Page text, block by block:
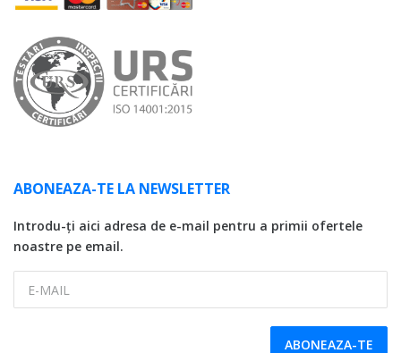
ABONEAZA-TE LA NEWSLETTER
Introdu-ți aici adresa de e-mail pentru a primii ofertele
noastre pe email.
ABONEAZA-TE